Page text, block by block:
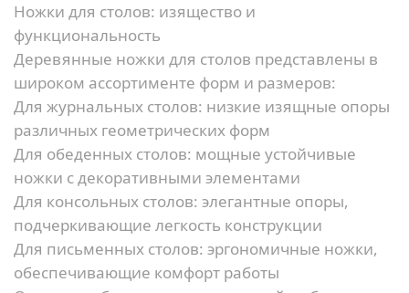
Ножки для столов: изящество и
функциональность
Деревянные ножки для столов представлены в
широком ассортименте форм и размеров:
Для журнальных столов: низкие изящные опоры
различных геометрических форм
Для обеденных столов: мощные устойчивые
ножки с декоративными элементами
Для консольных столов: элегантные опоры,
подчеркивающие легкость конструкции
Для письменных столов: эргономичные ножки,
обеспечивающие комфорт работы